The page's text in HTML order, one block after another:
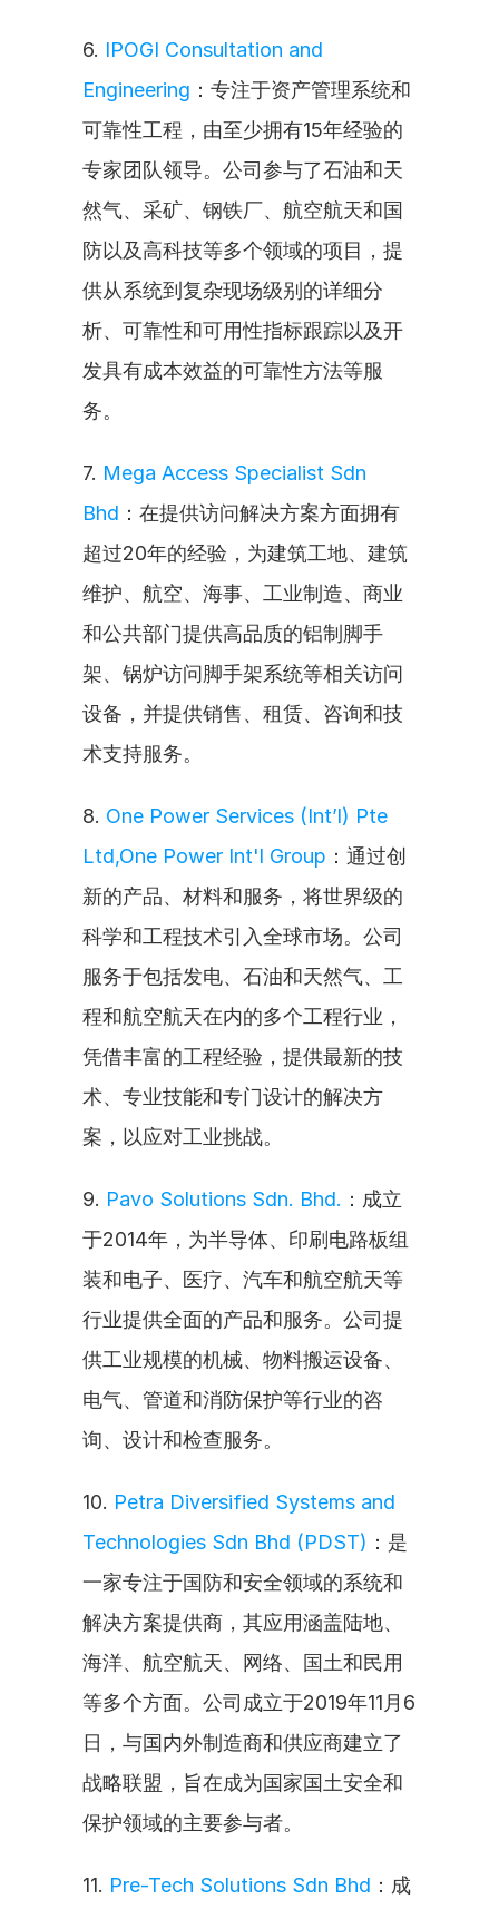
6. IPOGI Consultation and
Engineering ：专注于资产管理系统和
可靠性工程，由至少拥有15年经验的
专家团队领导。公司参与了石油和天
然气、采矿、钢铁厂、航空航天和国
防以及高科技等多个领域的项目，提
供从系统到复杂现场级别的详细分
析、可靠性和可用性指标跟踪以及开
发具有成本效益的可靠性方法等服
务。
7. Mega Access Specialist Sdn
Bhd ：在提供访问解决方案方面拥有
超过20年的经验，为建筑工地、建筑
维护、航空、海事、工业制造、商业
和公共部门提供高品质的铝制脚手
架、锅炉访问脚手架系统等相关访问
设备，并提供销售、租赁、咨询和技
术支持服务。
8. One Power Services (Int’l) Pte
Ltd,One Power Int'l Group ：通过创
新的产品、材料和服务，将世界级的
科学和工程技术引入全球市场。公司
服务于包括发电、石油和天然气、工
程和航空航天在内的多个工程行业，
凭借丰富的工程经验，提供最新的技
术、专业技能和专门设计的解决方
案，以应对工业挑战。
9. Pavo Solutions Sdn. Bhd. ：成立
于2014年，为半导体、印刷电路板组
装和电子、医疗、汽车和航空航天等
行业提供全面的产品和服务。公司提
供工业规模的机械、物料搬运设备、
电气、管道和消防保护等行业的咨
询、设计和检查服务。
10. Petra Diversified Systems and
Technologies Sdn Bhd (PDST) ：是
一家专注于国防和安全领域的系统和
解决方案提供商，其应用涵盖陆地、
海洋、航空航天、网络、国土和民用
等多个方面。公司成立于2019年11月6
日，与国内外制造商和供应商建立了
战略联盟，旨在成为国家国土安全和
保护领域的主要参与者。
11. Pre-Tech Solutions Sdn Bhd ：成